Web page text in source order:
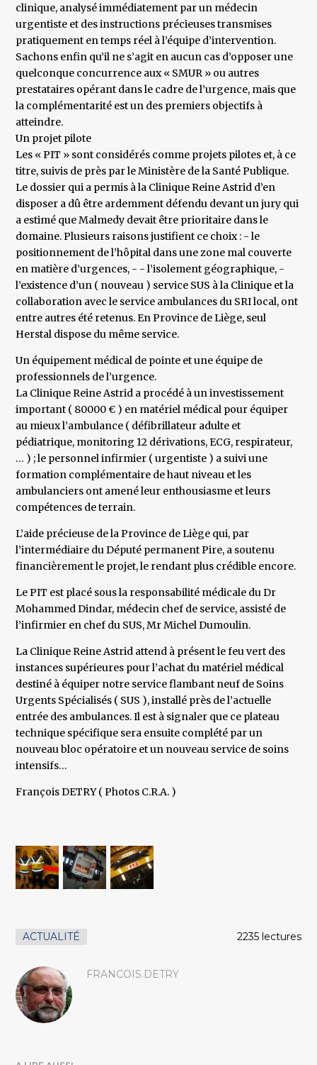
clinique, analysé immédiatement par un médecin
urgentiste et des instructions précieuses transmises
pratiquement en temps réel à l’équipe d’intervention.
Sachons enfin qu’il ne s’agit en aucun cas d’opposer une
quelconque concurrence aux « SMUR » ou autres
prestataires opérant dans le cadre de l’urgence, mais que
la complémentarité est un des premiers objectifs à
atteindre.
Un projet pilote
Les « PIT » sont considérés comme projets pilotes et, à ce
titre, suivis de près par le Ministère de la Santé Publique.
Le dossier qui a permis à la Clinique Reine Astrid d’en
disposer a dû être ardemment défendu devant un jury qui
a estimé que Malmedy devait être prioritaire dans le
domaine. Plusieurs raisons justifient ce choix : - le
positionnement de l’hôpital dans une zone mal couverte
en matière d’urgences, - - l’isolement géographique, -
l’existence d’un ( nouveau ) service SUS à la Clinique et la
collaboration avec le service ambulances du SRI local, ont
entre autres été retenus. En Province de Liège, seul
Herstal dispose du même service.
Un équipement médical de pointe et une équipe de
professionnels de l’urgence.
La Clinique Reine Astrid a procédé à un investissement
important ( 80000 € ) en matériel médical pour équiper
au mieux l’ambulance ( défibrillateur adulte et
pédiatrique, monitoring 12 dérivations, ECG, respirateur,
… ) ; le personnel infirmier ( urgentiste ) a suivi une
formation complémentaire de haut niveau et les
ambulanciers ont amené leur enthousiasme et leurs
compétences de terrain.
L’aide précieuse de la Province de Liège qui, par
l’intermédiaire du Député permanent Pire, a soutenu
financièrement le projet, le rendant plus crédible encore.
Le PIT est placé sous la responsabilité médicale du Dr
Mohammed Dindar, médecin chef de service, assisté de
l’infirmier en chef du SUS, Mr Michel Dumoulin.
La Clinique Reine Astrid attend à présent le feu vert des
instances supérieures pour l’achat du matériel médical
destiné à équiper notre service flambant neuf de Soins
Urgents Spécialisés ( SUS ), installé près de l’actuelle
entrée des ambulances. Il est à signaler que ce plateau
technique spécifique sera ensuite complété par un
nouveau bloc opératoire et un nouveau service de soins
intensifs…
François DETRY ( Photos C.R.A. )
ACTUALITÉ 2235 lectures
FRANCOIS.DETRY